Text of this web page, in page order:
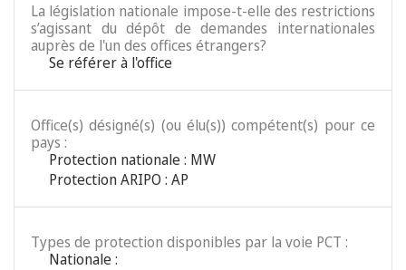
La législation nationale impose-t-elle des restrictions
s’agissant du dépôt de demandes internationales
auprès de l'un des offices étrangers?
Se référer à l'office
Office(s) désigné(s) (ou élu(s)) compétent(s) pour ce
pays :
Protection nationale : MW
Protection ARIPO : AP
Types de protection disponibles par la voie PCT :
Nationale :